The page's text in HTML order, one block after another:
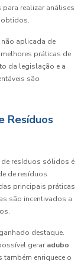
realizar análises
não aplicada de
práticas de
da legislação e a
são
Resíduos
resíduos sólidos é
de resíduos
principais práticas
são incentivados a
destaque.
gerar adubo
também enriquece o